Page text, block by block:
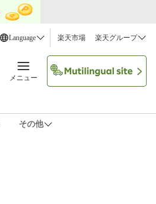
Language 楽天市場 楽天グループ
メニュー
その他